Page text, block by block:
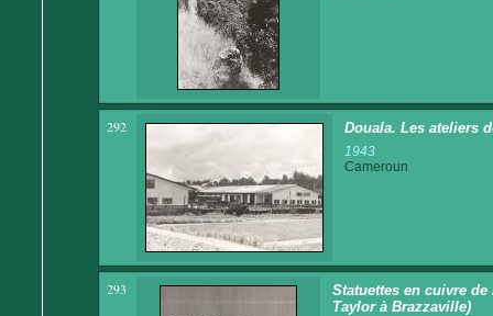
292 Douala. Les ateliers
1943
Cameroun
293
Statuettes en cuivre
Taylor à Brazzaville)